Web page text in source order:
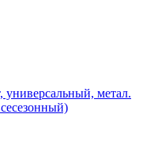
метал.